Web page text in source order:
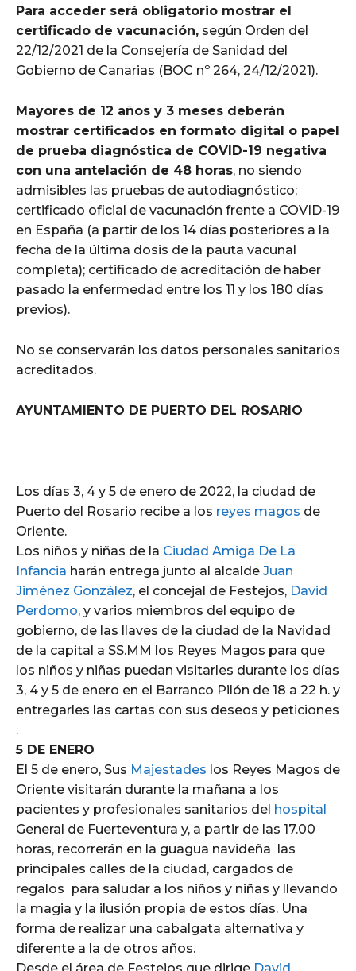
Para acceder será obligatorio mostrar el
certificado de vacunación, según Orden del
22/12/2021 de la Consejería de Sanidad del
Gobierno de Canarias (BOC nº 264, 24/12/2021).
Mayores de 12 años y 3 meses deberán
mostrar certificados en formato digital o papel
de prueba diagnóstica de COVID-19 negativa
con una antelación de 48 horas, no siendo
admisibles las pruebas de autodiagnóstico;
certificado oficial de vacunación frente a COVID-19
en España (a partir de los 14 días posteriores a la
fecha de la última dosis de la pauta vacunal
completa); certificado de acreditación de haber
pasado la enfermedad entre los 11 y los 180 días
previos).
No se conservarán los datos personales sanitarios
acreditados.
AYUNTAMIENTO DE PUERTO DEL ROSARIO
Los días 3, 4 y 5 de enero de 2022, la ciudad de
Puerto del Rosario recibe a los reyes magos de
Oriente.
Los niños y niñas de la Ciudad Amiga De La
Infancia harán entrega junto al alcalde Juan
Jiménez González, el concejal de Festejos, David
Perdomo, y varios miembros del equipo de
gobierno, de las llaves de la ciudad de la Navidad
de la capital a SS.MM los Reyes Magos para que
los niños y niñas puedan visitarles durante los días
3, 4 y 5 de enero en el Barranco Pilón de 18 a 22 h. y
entregarles las cartas con sus deseos y peticiones
.
5 DE ENERO
El 5 de enero, Sus Majestades los Reyes Magos de
Oriente visitarán durante la mañana a los
pacientes y profesionales sanitarios del hospital
General de Fuerteventura y, a partir de las 17.00
horas, recorrerán en la guagua navideña las
principales calles de la ciudad, cargados de
regalos para saludar a los niños y niñas y llevando
la magia y la ilusión propia de estos días. Una
forma de realizar una cabalgata alternativa y
diferente a la de otros años.